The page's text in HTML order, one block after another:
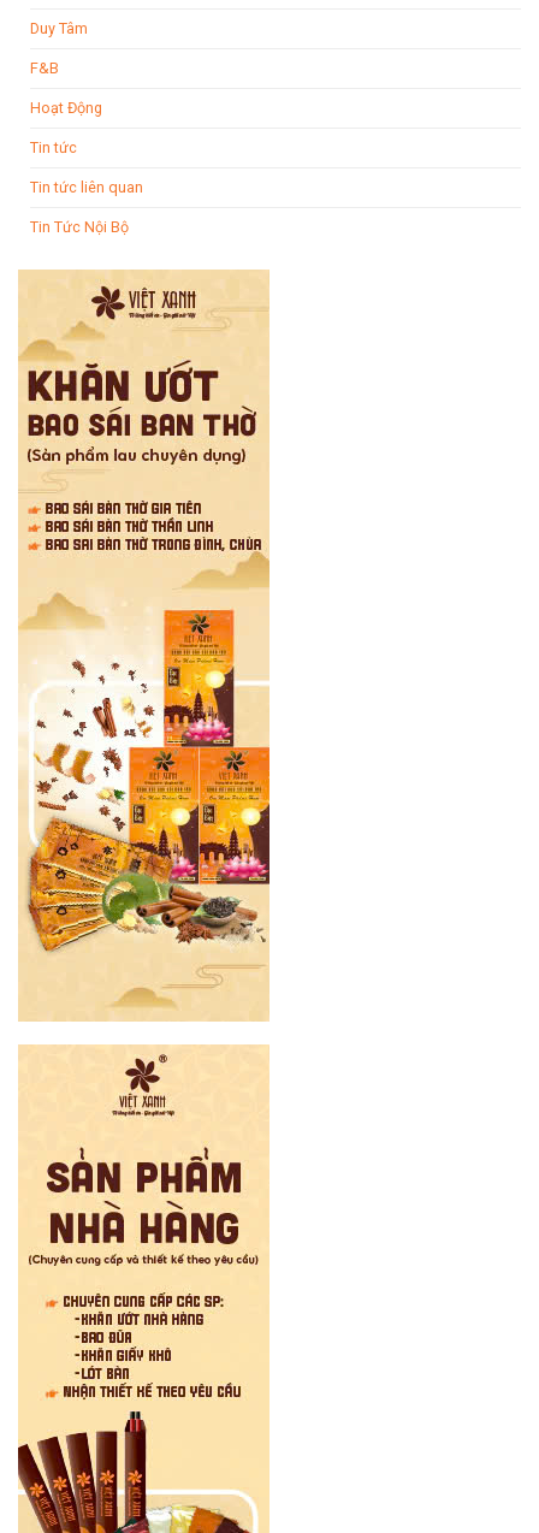
Duy Tâm
F&B
Hoạt Động
Tin tức
Tin tức liên quan
Tin Tức Nội Bộ